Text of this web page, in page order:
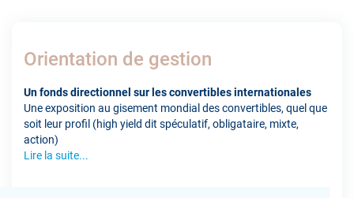
Orientation de gestion
Un fonds directionnel sur les convertibles internationales
Une exposition au gisement mondial des convertibles, quel que
soit leur profil (high yield dit spéculatif, obligataire, mixte,
action)
Lire la suite...